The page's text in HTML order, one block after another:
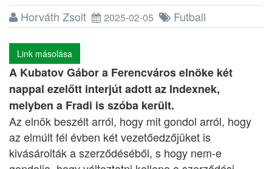
Horváth Zsolt 2025-02-05 Futball
Link másolása
A Kubatov Gábor a Ferencváros elnöke két
nappal ezelőtt interjút adott az Indexnek,
melyben a Fradi is szóba került.
Az elnök beszélt arról, hogy mit gondol arról, hogy
az elmúlt fél évben két vezetőedzőjüket is
kivásárolták a szerződéséből, s hogy nem-e